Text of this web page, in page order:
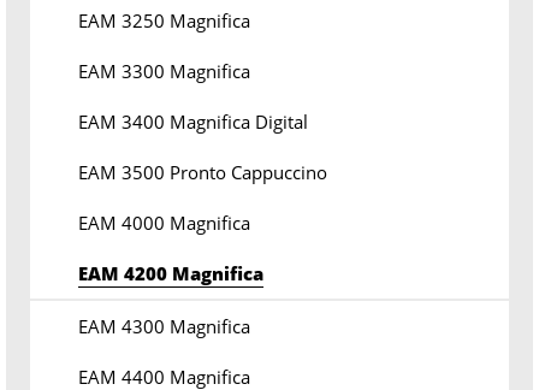
EAM 3250 Magnifica
EAM 3300 Magnifica
EAM 3400 Magnifica Digital
EAM 3500 Pronto Cappuccino
EAM 4000 Magnifica
EAM 4200 Magnifica
EAM 4300 Magnifica
EAM 4400 Magnifica